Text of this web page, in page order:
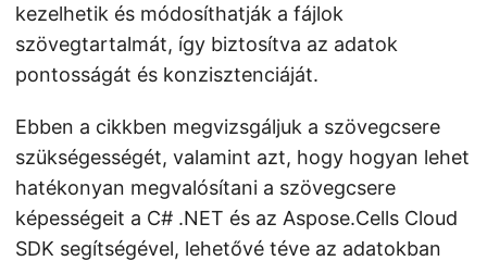
kezelhetik és módosíthatják a fájlok
szövegtartalmát, így biztosítva az adatok
pontosságát és konzisztenciáját.
Ebben a cikkben megvizsgáljuk a szövegcsere
szükségességét, valamint azt, hogy hogyan lehet
hatékonyan megvalósítani a szövegcsere
képességeit a C# .NET és az Aspose.Cells Cloud
SDK segítségével, lehetővé téve az adatokban